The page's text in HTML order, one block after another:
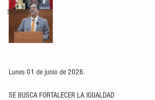
Seguridad
Lunes 01 de junio de 2026.
SE BUSCA FORTALECER LA IGUALDAD